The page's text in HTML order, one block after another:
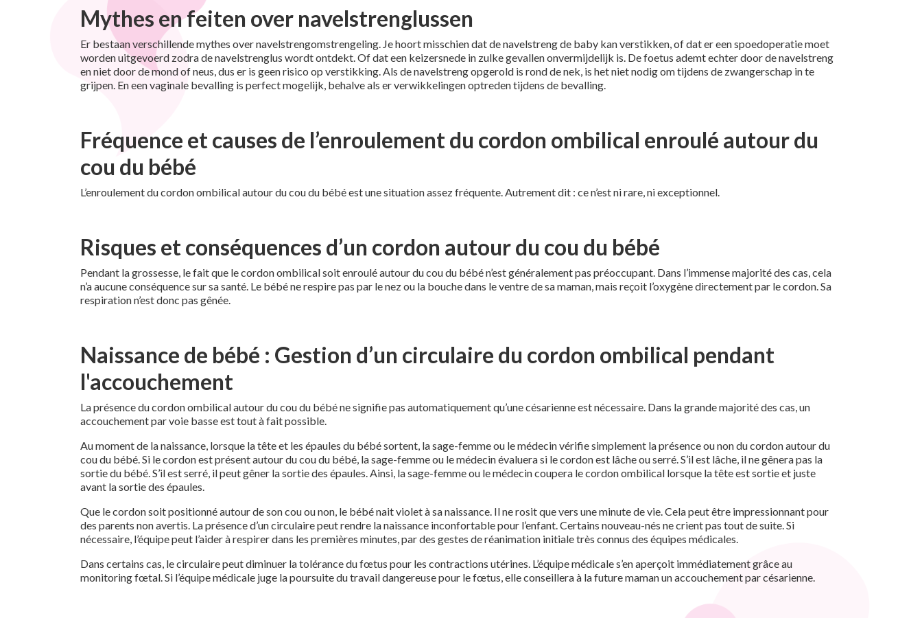
Mythes en feiten over navelstrenglussen
Er bestaan verschillende mythes over navelstrengomstrengeling. Je hoort misschien dat de navelstreng de baby kan verstikken, of dat er een spoedoperatie moet
worden uitgevoerd zodra de navelstrenglus wordt ontdekt. Of dat een keizersnede in zulke gevallen onvermijdelijk is. De foetus ademt echter door de navelstreng
en niet door de mond of neus, dus er is geen risico op verstikking. Als de navelstreng opgerold is rond de nek, is het niet nodig om tijdens de zwangerschap in te
grijpen. En een vaginale bevalling is perfect mogelijk, behalve als er verwikkelingen optreden tijdens de bevalling.
Fréquence et causes de l’enroulement du cordon ombilical enroulé autour du
cou du bébé
L’enroulement du cordon ombilical autour du cou du bébé est une situation assez fréquente. Autrement dit : ce n’est ni rare, ni exceptionnel.
Risques et conséquences d’un cordon autour du cou du bébé
Pendant la grossesse, le fait que le cordon ombilical soit enroulé autour du cou du bébé n’est généralement pas préoccupant. Dans l’immense majorité des cas, cela
n’a aucune conséquence sur sa santé. Le bébé ne respire pas par le nez ou la bouche dans le ventre de sa maman, mais reçoit l’oxygène directement par le cordon. Sa
respiration n’est donc pas gênée.
Naissance de bébé : Gestion d’un circulaire du cordon ombilical pendant
l'accouchement
La présence du cordon ombilical autour du cou du bébé ne signifie pas automatiquement qu’une césarienne est nécessaire. Dans la grande majorité des cas, un
accouchement par voie basse est tout à fait possible.
Au moment de la naissance, lorsque la tête et les épaules du bébé sortent, la sage-femme ou le médecin vérifie simplement la présence ou non du cordon autour du
cou du bébé. Si le cordon est présent autour du cou du bébé, la sage-femme ou le médecin évaluera si le cordon est lâche ou serré. S’il est lâche, il ne gênera pas la
sortie du bébé. S’il est serré, il peut gêner la sortie des épaules. Ainsi, la sage-femme ou le médecin coupera le cordon ombilical lorsque la tête est sortie et juste
avant la sortie des épaules.
Que le cordon soit positionné autour de son cou ou non, le bébé nait violet à sa naissance. Il ne rosit que vers une minute de vie. Cela peut être impressionnant pour
des parents non avertis. La présence d’un circulaire peut rendre la naissance inconfortable pour l’enfant. Certains nouveau-nés ne crient pas tout de suite. Si
nécessaire, l’équipe peut l’aider à respirer dans les premières minutes, par des gestes de réanimation initiale très connus des équipes médicales.
Dans certains cas, le circulaire peut diminuer la tolérance du fœtus pour les contractions utérines. L’équipe médicale s’en aperçoit immédiatement grâce au
monitoring fœtal. Si l’équipe médicale juge la poursuite du travail dangereuse pour le fœtus, elle conseillera à la future maman un accouchement par césarienne.